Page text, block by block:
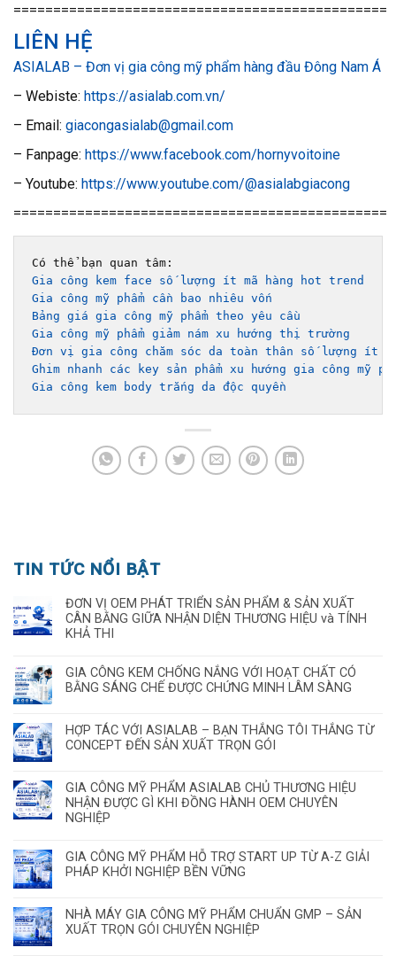
===============================================
LIÊN HỆ
ASIALAB – Đơn vị gia công mỹ phẩm hàng đầu Đông Nam Á
– Webiste: https://asialab.com.vn/
– Email: giacongasialab@gmail.com
– Fanpage: https://www.facebook.com/hornyvoitoine
– Youtube: https://www.youtube.com/@asialabgiacong
===============================================
Gia công kem face số lượng ít mã hàng hot trend
Gia công mỹ phẩm cần bao nhiêu vốn
Bảng giá gia công mỹ phẩm theo yêu cầu
Gia công mỹ phẩm giảm nám xu hướng thị trường
Đơn vị gia công chăm sóc da toàn thân số lượng ít
Ghim nhanh các key sản phẩm xu hướng gia công mỹ
Gia công kem body trắng da độc quyền
TIN TỨC NỔI BẬT
ĐƠN VỊ OEM PHÁT TRIỂN SẢN PHẨM & SẢN XUẤT
CÂN BẰNG GIỮA NHẬN DIỆN THƯƠNG HIỆU và TÍNH
KHẢ THI
GIA CÔNG KEM CHỐNG NẮNG VỚI HOẠT CHẤT CÓ
BẰNG SÁNG CHẾ ĐƯỢC CHỨNG MINH LÂM SÀNG
HỢP TÁC VỚI ASIALAB – BẠN THẮNG TÔI THẮNG TỪ
CONCEPT ĐẾN SẢN XUẤT TRỌN GÓI
GIA CÔNG MỸ PHẨM ASIALAB CHỦ THƯƠNG HIỆU
NHẬN ĐƯỢC GÌ KHI ĐỒNG HÀNH OEM CHUYÊN
NGHIỆP
GIA CÔNG MỸ PHẨM HỖ TRỢ START UP TỪ A-Z GIẢI
PHÁP KHỞI NGHIỆP BỀN VỮNG
NHÀ MÁY GIA CÔNG MỸ PHẨM CHUẨN GMP – SẢN
XUẤT TRỌN GÓI CHUYÊN NGHIỆP